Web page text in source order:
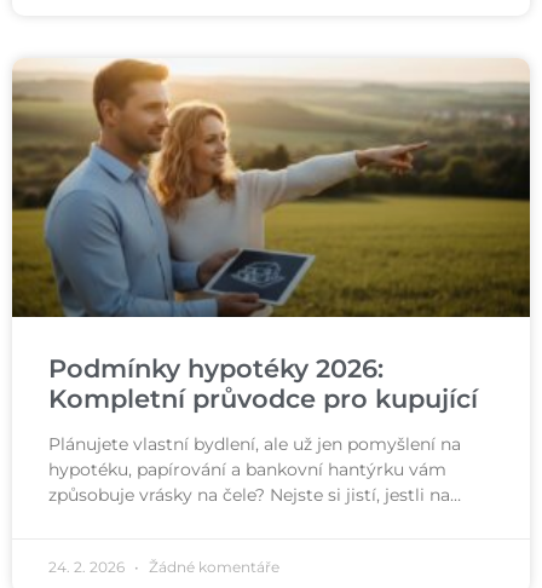
Podmínky hypotéky 2026:
Kompletní průvodce pro kupující
Plánujete vlastní bydlení, ale už jen pomyšlení na
hypotéku, papírování a bankovní hantýrku vám
způsobuje vrásky na čele? Nejste si jistí, jestli na…
24. 2. 2026 Žádné komentáře